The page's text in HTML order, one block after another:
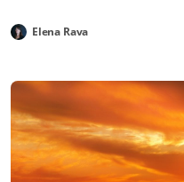
Elena Rava